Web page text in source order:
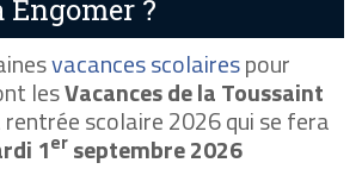
Engomer ?
vacances scolairespour
lesVacances de la Toussaint
scolaire 2026 qui se fera
1erseptembre 2026